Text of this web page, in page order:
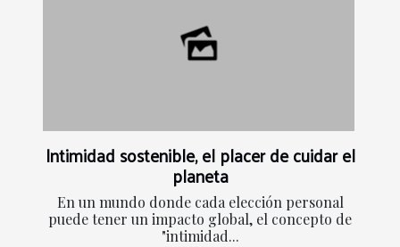
Intimidad sostenible, el placer de cuidar el
planeta
En un mundo donde cada elección personal
puede tener un impacto global, el concepto de
"intimidad...